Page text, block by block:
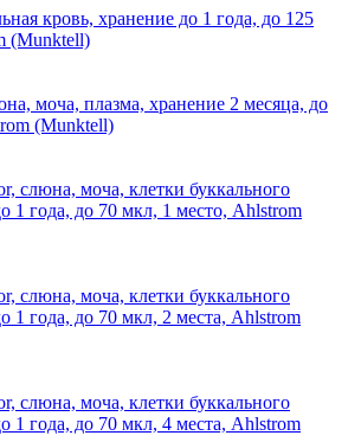
кровь, хранение до 1 года, до 125
(Munktell)
моча, плазма, хранение 2 месяца, до
(Munktell)
слюна, моча, клетки буккального
1 года, до 70 мкл, 1 место, Ahlstrom
слюна, моча, клетки буккального
1 года, до 70 мкл, 2 места, Ahlstrom
слюна, моча, клетки буккального
1 года, до 70 мкл, 4 места, Ahlstrom